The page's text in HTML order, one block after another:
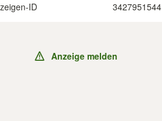
ID 3427951544
Anzeige melden